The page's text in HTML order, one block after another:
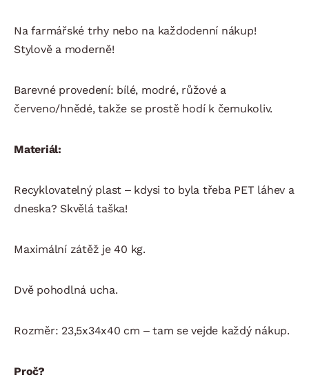
Na farmářské trhy nebo na každodenní nákup!
Stylově a moderně!
Barevné provedení: bílé, modré, růžové a
červeno/hnědé, takže se prostě hodí k čemukoliv.
Materiál:
Recyklovatelný plast – kdysi to byla třeba PET láhev a
dneska? Skvělá taška!
Maximální zátěž je 40 kg.
Dvě pohodlná ucha.
Rozměr: 23,5x34x40 cm – tam se vejde každý nákup.
Proč?